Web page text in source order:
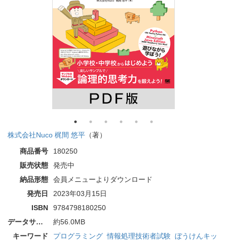
株式会社Nuco 梶間 悠平 （著）
商品番号
180250
販売状態
発売中
納品形態
会員メニューよりダウンロード
発売日
2023年03月15日
ISBN
9784798180250
データサイズ
約56.0MB
キーワード
プログラミング 情報処理技術者試験 ぼうけんキッ